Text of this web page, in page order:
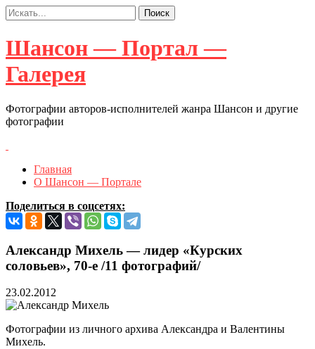
Шансон — Портал —
Галерея
Фотографии авторов-исполнителей жанра Шансон и другие
фотографии
Главная
О Шансон — Портале
Поделиться в соцсетях:
Александр Михель — лидер «Курских
соловьев», 70-е /11 фотографий/
23.02.2012
Фотографии из личного архива Александра и Валентины
Михель.